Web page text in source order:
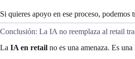
Si quieres apoyo en ese proceso,
Conclusión: La IA no reemplaza al retail
La IA en retail no es una amenaza. Es